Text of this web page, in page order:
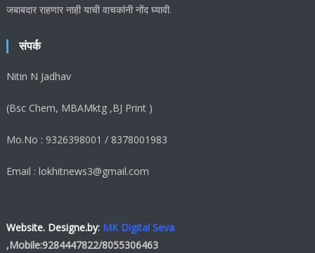
जबाबदार राहणार नाही याची वाचकांनी नोंद घ्यावी.
संपर्क
Nitin N Jadhav
(Bsc Chem, MBAMktg ,BJ Print )
Mo.No : 9326398001 / 8378001983
Email : lokhitnews3@gmail.com
Website. Designe.by: MK Digital Seva
,Mobile:9284447822/8055306463